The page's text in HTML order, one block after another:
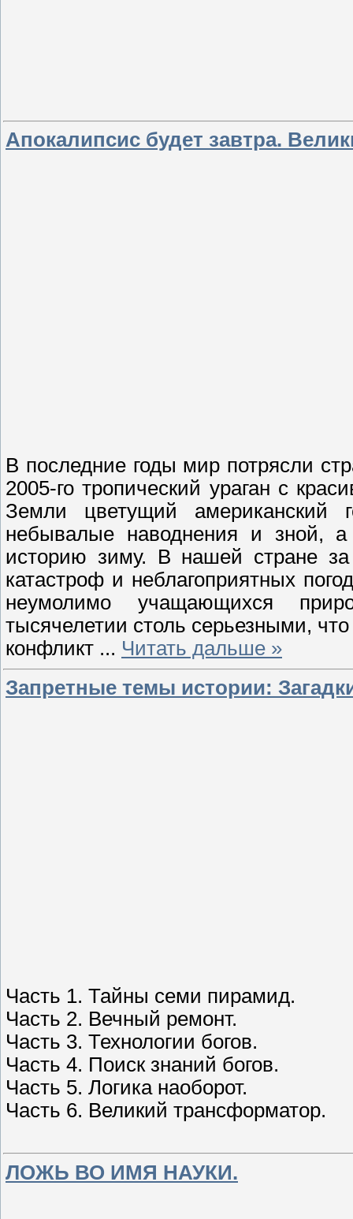
Апокалипсис будет завтра.
В последние годы мир потрясли
2005-го тропический ураган с
Земли цветущий
небывалые наводнения и
историю зиму. В нашей стране
катастроф и неблагоприятных
неумолимо учащающихся
тысячелетии столь серьезными,
конфликт ... Читать дальше »
Запретные темы истории:
Часть 1. Тайны семи пирамид.
Часть 2. Вечный ремонт.
Часть 3. Технологии богов.
Часть 4. Поиск знаний богов.
Часть 5. Логика наоборот.
Часть 6. Великий трансформатор.
ЛОЖЬ ВО ИМЯ НАУКИ.